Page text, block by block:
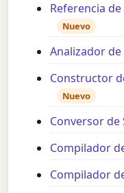
Referencia
Nuevo
Analizador de
Constructor
Nuevo
Conversor de
Compilador de
Compilador